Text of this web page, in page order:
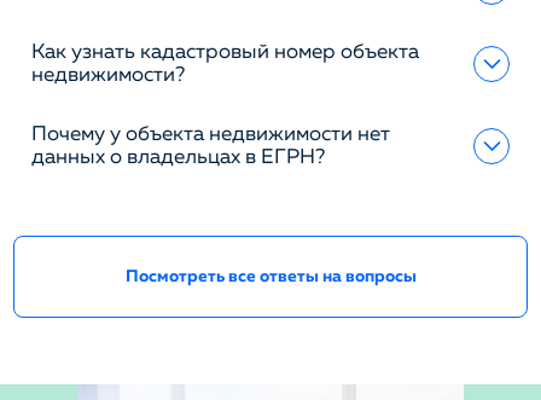
Как узнать кадастровый номер объекта
недвижимости?
Почему у объекта недвижимости нет
данных о владельцах в ЕГРН?
Посмотреть все ответы на вопросы